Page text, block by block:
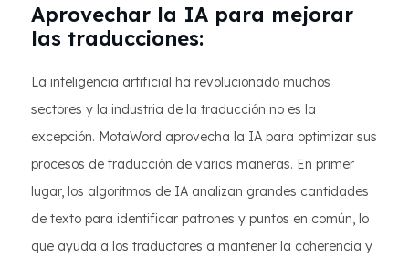
Aprovechar la IA para mejorar
las traducciones:
La inteligencia artificial ha revolucionado muchos
sectores y la industria de la traducción no es la
excepción. MotaWord aprovecha la IA para optimizar sus
procesos de traducción de varias maneras. En primer
lugar, los algoritmos de IA analizan grandes cantidades
de texto para identificar patrones y puntos en común, lo
que ayuda a los traductores a mantener la coherencia y